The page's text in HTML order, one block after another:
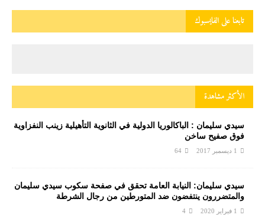
تابعنا على الفايسبوك
الأكثر مشاهدة
سيدي سليمان : الباكالوريا الدولية في الثانوية التأهيلية زينب النفزاوية
فوق صفيح ساخن
1 ديسمبر 2017 64
سيدي سليمان: النيابة العامة تحقق في صفحة سكوب سيدي سليمان
والمتضررون ينتفضون ضد المتورطين من رجال الشرطة
1 فبراير 2020 4